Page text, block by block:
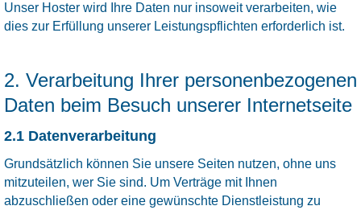
Unser Hoster wird Ihre Daten nur insoweit verarbeiten, wie
dies zur Erfüllung unserer Leistungspflichten erforderlich ist.
2. Verarbeitung Ihrer personenbezogenen
Daten beim Besuch unserer Internetseite
2.1 Datenverarbeitung
Grundsätzlich können Sie unsere Seiten nutzen, ohne uns
mitzuteilen, wer Sie sind. Um Verträge mit Ihnen
abzuschließen oder eine gewünschte Dienstleistung zu